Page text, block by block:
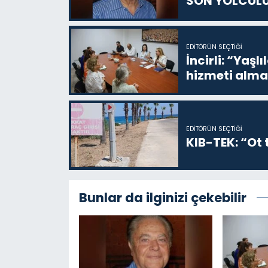
EDITÖRÜN SEÇTIĞI
İncirli:
hizmeti
EDITÖRÜN SEÇTIĞI
KIB-TEK:
Bunlar da ilginizi çekebilir